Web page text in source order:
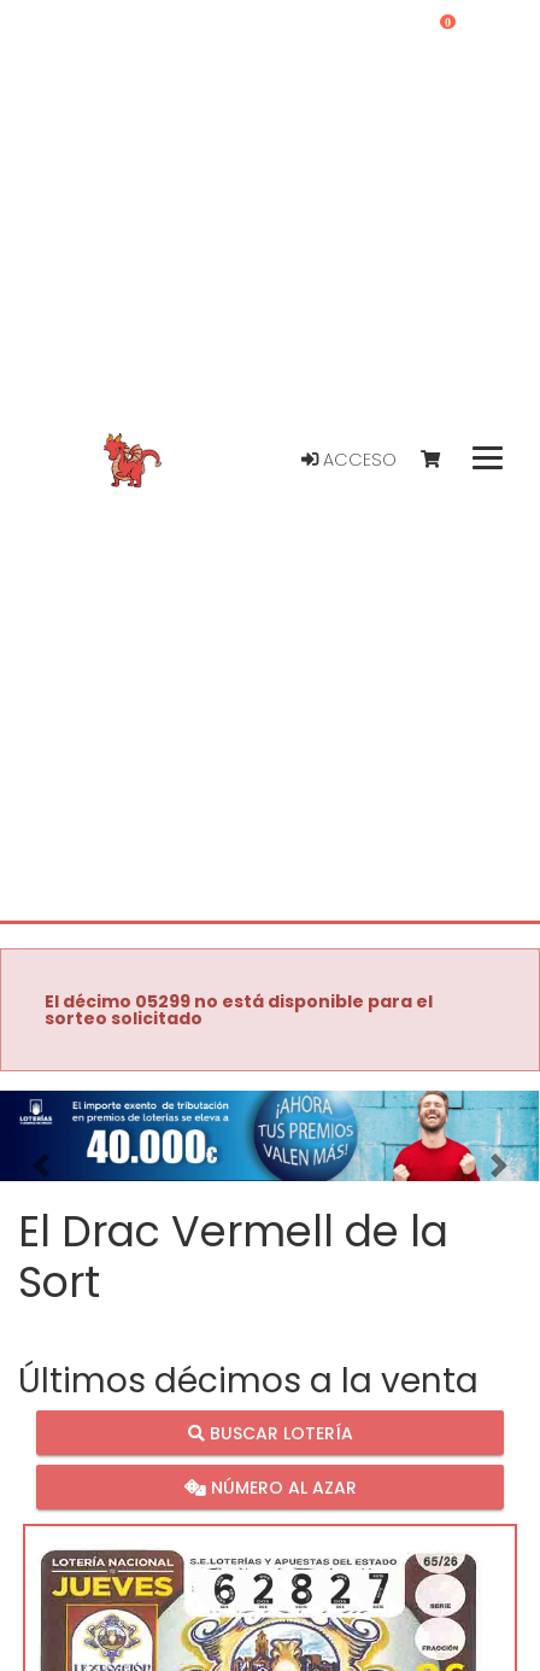
ACCESO
0
El décimo 05299 no está disponible para el
sorteo solicitado
Imagen anterior
El Drac Vermell de la
Sort
Últimos décimos a la venta
BUSCAR LOTERÍA
NÚMERO AL AZAR